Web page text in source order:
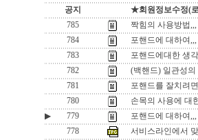
공지
★회원정보수정(
785
짝힘의 사용방법,,,
784
포핸드에 대하여,,,
783
포핸드에대한 생
782
(백핸드) 일관성
781
포핸드를 잘치려
780
손목의 사용에 대
▶
779
포핸드에 대하여,,,
778
서비스라인에서